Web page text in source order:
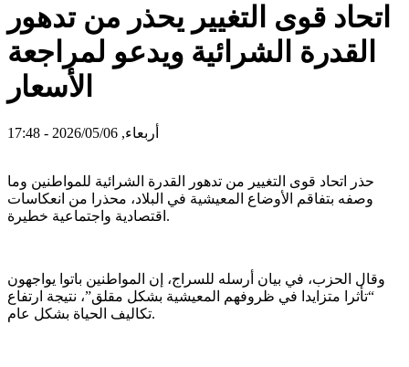
اتحاد قوى التغيير يحذر من تدهور
القدرة الشرائية ويدعو لمراجعة
الأسعار
أربعاء, 2026/05/06 - 17:48
حذر اتحاد قوى التغيير من تدهور القدرة الشرائية للمواطنين وما
وصفه بتفاقم الأوضاع المعيشية في البلاد، محذرا من انعكاسات
اقتصادية واجتماعية خطيرة.
وقال الحزب، في بيان أرسله للسراج، إن المواطنين باتوا يواجهون
“تأثرا متزايدا في ظروفهم المعيشية بشكل مقلق”، نتيجة ارتفاع
تكاليف الحياة بشكل عام.